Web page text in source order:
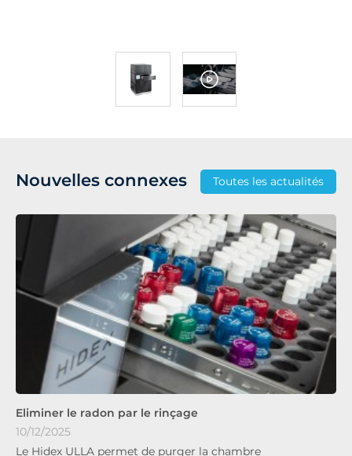
Toutes les actualités
Nouvelles connexes
Eliminer le radon par le rinçage
10/12/2025
Le Hidex ULLA permet de purger la chambre